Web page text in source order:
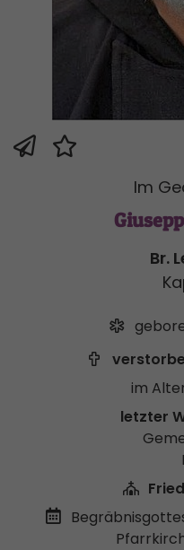
Im
Br.
im
letzter